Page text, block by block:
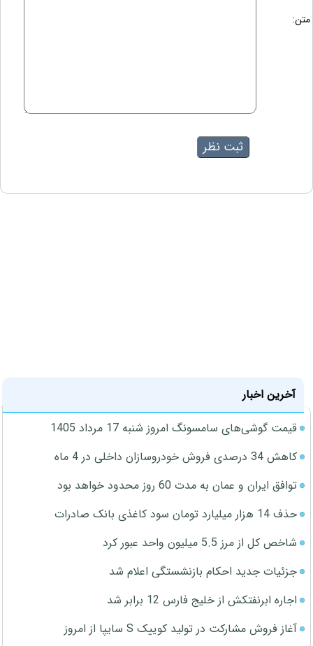
متن:
آخرین اخبار
قیمت گوشی‌های سامسونگ امروز شنبه 17 مرداد 1405
کاهش 34 درصدی فروش خودروسازان داخلی در 4 ماه
توافق ایران و عمان به مدت 60 روز محدود خواهد بود
حذف 14 هزار میلیارد تومان سود کاغذی بانک صادرات
شاخص کل از مرز 5.5 میلیون واحد عبور کرد
جزئیات جدید احکام بازنشستگی اعلام شد
اجاره ابرنفتکش از خلیج فارس 12 برابر شد
آغاز فروش مشارکت در تولید کوییک S سایپا از امروز